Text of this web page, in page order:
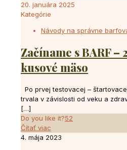
20. januára 2025
Kategórie
Návody na správne
Začíname s BARF –
kusové mäso
Po prvej testovacej –
trvala v závislosti od veku a
[…]
Do you like it?52
Čítať viac
4. mája 2023